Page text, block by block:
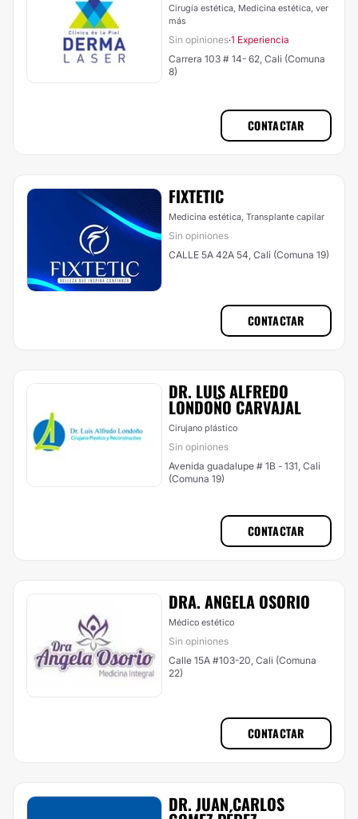
Cirugía estética, Medicina estética, ver
más
Sin opiniones·1 Experiencia
Carrera 103 # 14- 62, Cali (Comuna
8)
CONTACTAR
FIXTETIC
Medicina estética, Transplante capilar
Sin opiniones
CALLE 5A 42A 54, Cali (Comuna 19)
CONTACTAR
DR. LUIS ALFREDO
LONDOÑO CARVAJAL
Cirujano plástico
Sin opiniones
Avenida guadalupe # 1B - 131, Cali
(Comuna 19)
CONTACTAR
DRA. ANGELA OSORIO
Médico estético
Sin opiniones
Calle 15A #103-20, Cali (Comuna
22)
CONTACTAR
DR. JUAN CARLOS